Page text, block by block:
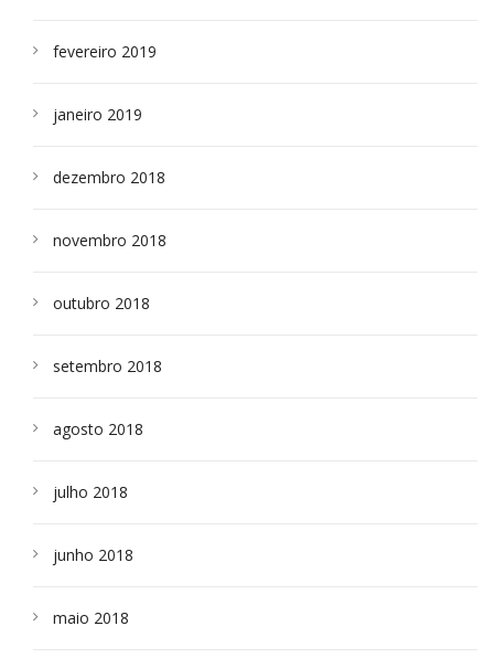
fevereiro 2019
janeiro 2019
dezembro 2018
novembro 2018
outubro 2018
setembro 2018
agosto 2018
julho 2018
junho 2018
maio 2018